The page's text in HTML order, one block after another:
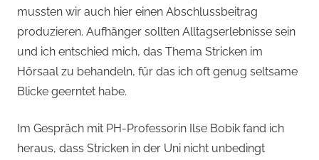
mussten wir auch hier einen Abschlussbeitrag
produzieren. Aufhänger sollten Alltagserlebnisse sein
und ich entschied mich, das Thema Stricken im
Hörsaal zu behandeln, für das ich oft genug seltsame
Blicke geerntet habe.
Im Gespräch mit PH-Professorin Ilse Bobik fand ich
heraus, dass Stricken in der Uni nicht unbedingt